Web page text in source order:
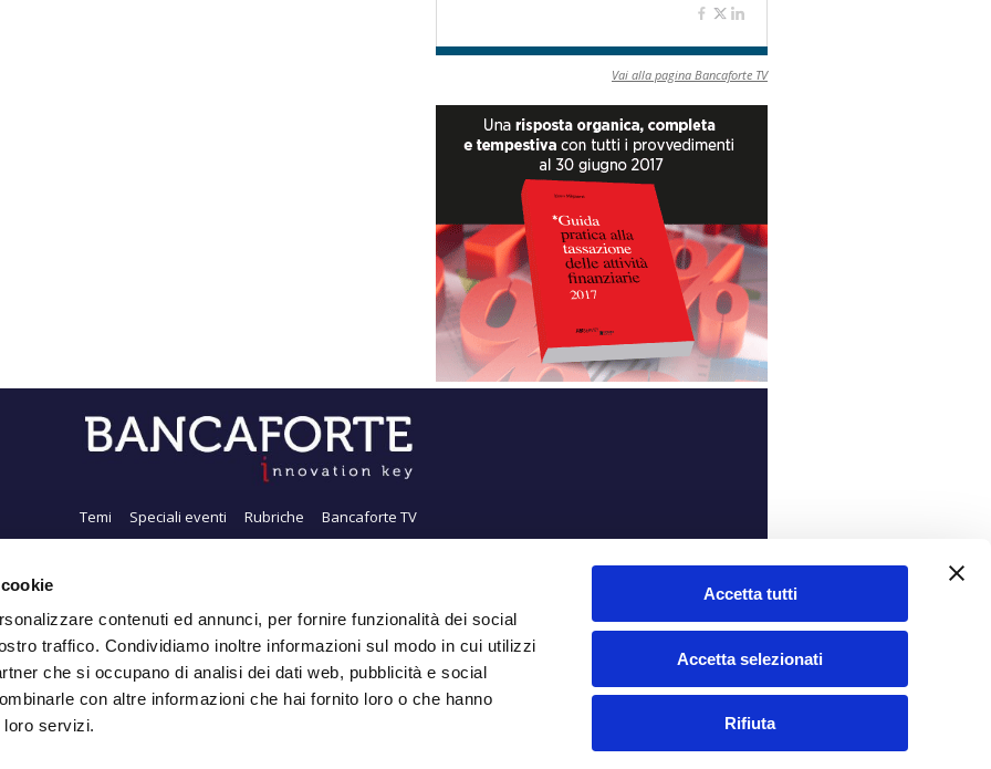
contenuti ed annunci, per fornire funzionalità dei social
traffico. Condividiamo inoltre informazioni sul modo in cui utilizzi
che si occupano di analisi dei dati web, pubblicità e social
con altre informazioni che hai fornito loro o che hanno
servizi.
Accetta tutti
Accetta selezionati
Rifiuta
Vai alla pagina Bancaforte TV
Temi Speciali eventi Rubriche Bancaforte TV
siamo
Iscriviti alla Newsletter